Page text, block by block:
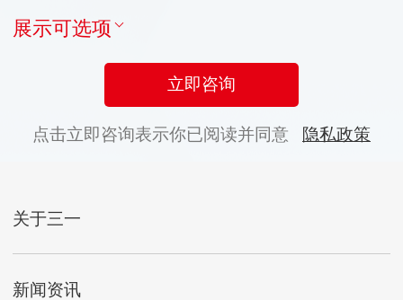
展示可选项
立即咨询
点击立即咨询表示你已阅读并同意 隐私政策
关于三一
新闻资讯